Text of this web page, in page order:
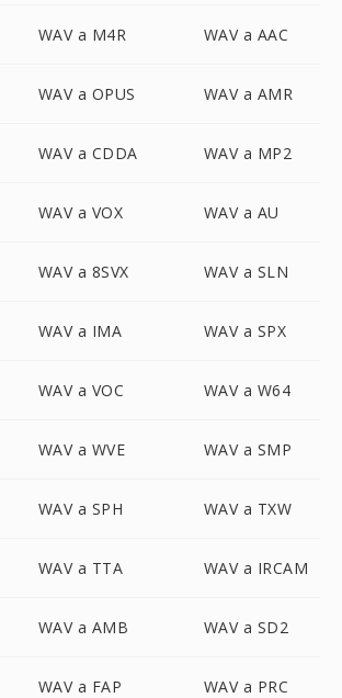
WAV a M4R WAV a AAC
WAV a OPUS WAV a AMR
WAV a CDDA WAV a MP2
WAV a VOX WAV a AU
WAV a 8SVX WAV a SLN
WAV a IMA WAV a SPX
WAV a VOC WAV a W64
WAV a WVE WAV a SMP
WAV a SPH WAV a TXW
WAV a TTA WAV a IRCAM
WAV a AMB WAV a SD2
WAV a FAP WAV a PRC